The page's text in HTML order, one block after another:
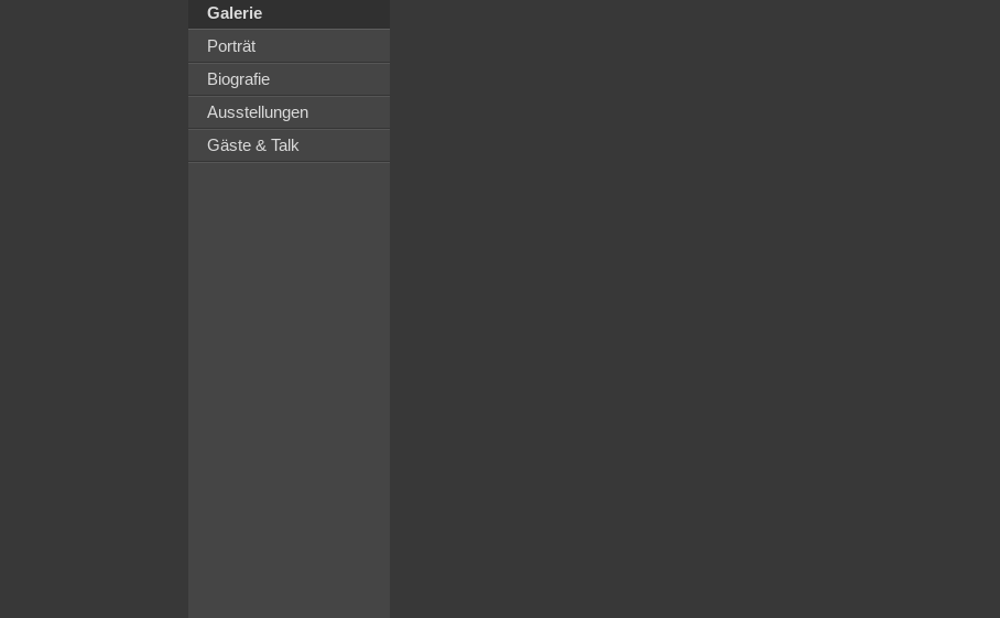
Galerie
Porträt
Biografie
Ausstellungen
Gäste & Talk